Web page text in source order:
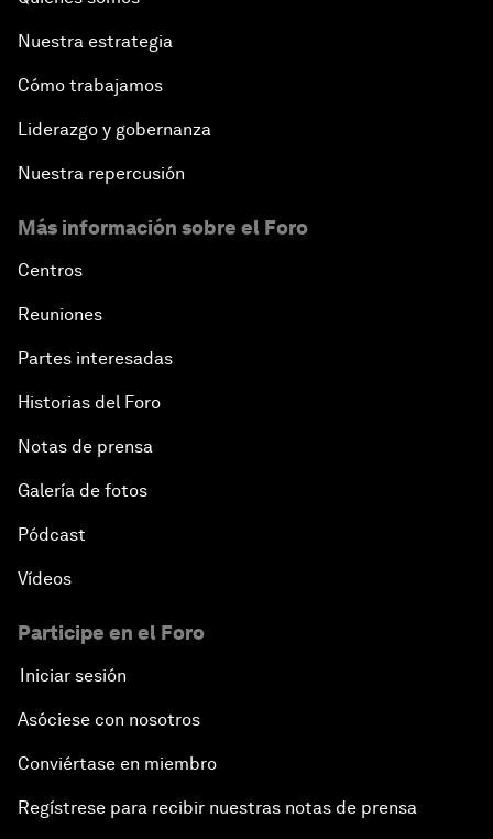
Nuestra estrategia
Cómo trabajamos
Liderazgo y gobernanza
Nuestra repercusión
Más información sobre el Foro
Centros
Reuniones
Partes interesadas
Historias del Foro
Notas de prensa
Galería de fotos
Pódcast
Vídeos
Participe en el Foro
Iniciar sesión
Asóciese con nosotros
Conviértase en miembro
Regístrese para recibir nuestras notas de prensa